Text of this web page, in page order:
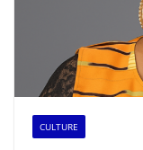
CULTURE